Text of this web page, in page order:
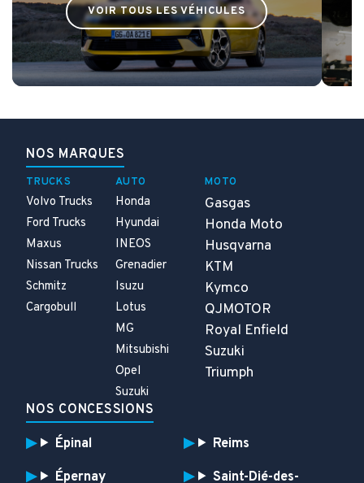
VOIR TOUS LES VÉHICULES
NOS MARQUES
TRUCKS
Volvo Trucks
Ford Trucks
Maxus
Nissan Trucks
Schmitz
Cargobull
AUTO
Honda
Hyundai
INEOS
Grenadier
Isuzu
Lotus
MG
Mitsubishi
Opel
Suzuki
MOTO
Gasgas
Honda Moto
Husqvarna
KTM
Kymco
QJMOTOR
Royal Enfield
Suzuki
Triumph
NOS CONCESSIONS
Épinal
Épernay
Reims
Saint-Dié-des-